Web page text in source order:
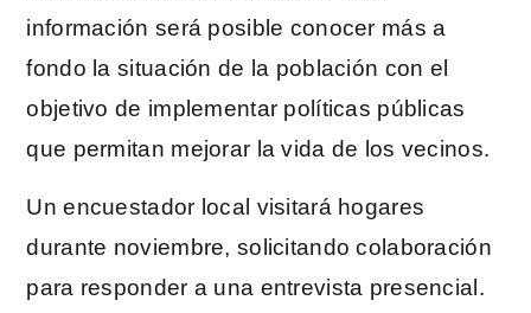
información será posible conocer más a
fondo la situación de la población con el
objetivo de implementar políticas públicas
que permitan mejorar la vida de los vecinos.
Un encuestador local visitará hogares
durante noviembre, solicitando colaboración
para responder a una entrevista presencial.